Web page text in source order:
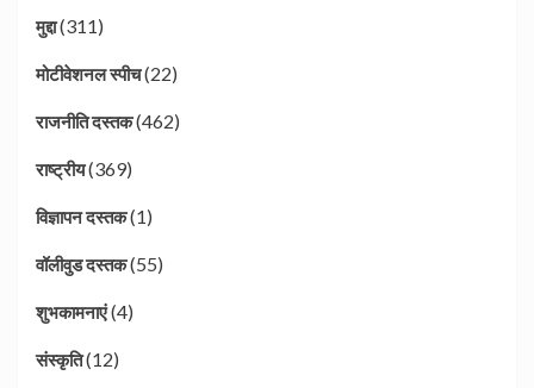
मुद्दा(311)
मोटीवेशनल स्पीच(22)
राजनीति दस्तक(462)
राष्ट्रीय(369)
विज्ञापन दस्तक(1)
वॉलीवुड दस्तक(55)
शुभकामनाएं(4)
संस्कृति(12)